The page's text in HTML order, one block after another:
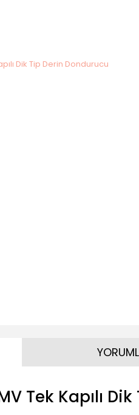
Tek Kapılı